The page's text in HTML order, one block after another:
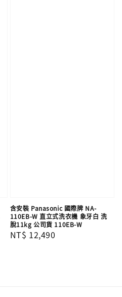
含安裝 Panasonic 國際牌 NA-
110EB-W 直立式洗衣機 象牙白 洗
脫11kg 公司貨 110EB-W
Regular
NT$ 12,490